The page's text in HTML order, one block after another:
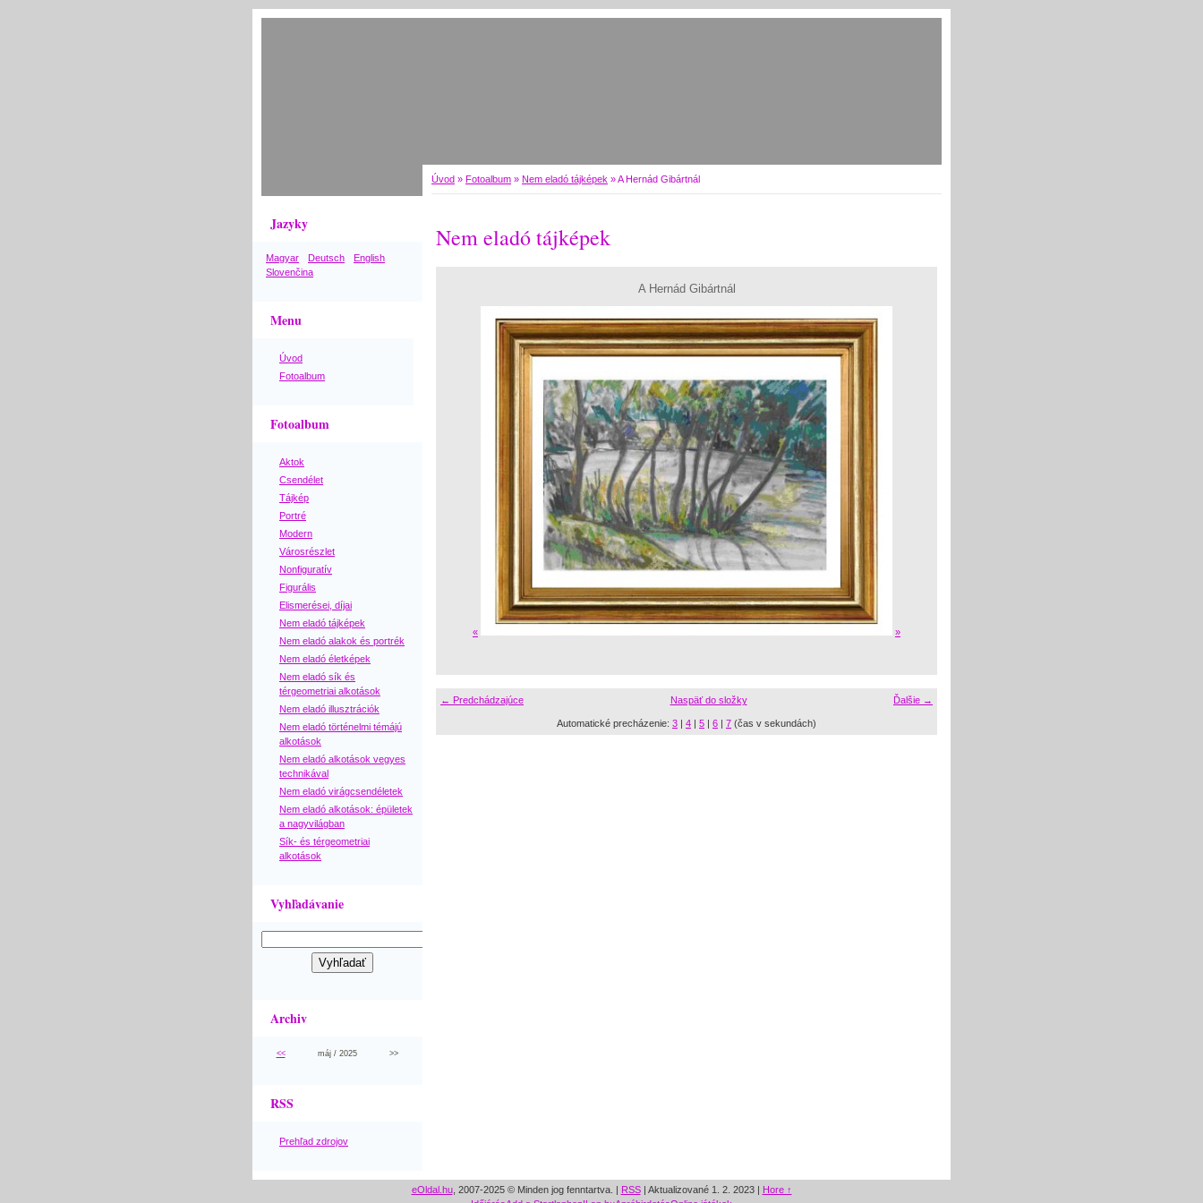
Jazyky
Magyar Deutsch
English
Slovenčina
Menu
Úvod
Fotoalbum
Fotoalbum
Aktok
Csendélet
Tájkép
Portré
Modern
Városrészlet
Nonfiguratív
Figurális
Elismerései, díjai
Nem eladó tájképek
Nem eladó alakok és portrék
Nem eladó életképek
Nem eladó sík és
térgeometriai alkotások
Nem eladó illusztrációk
Nem eladó történelmi témájú
alkotások
Nem eladó alkotások vegyes
technikával
Nem eladó virágcsendéletek
Nem eladó alkotások: épületek
a nagyvilágban
Sík- és térgeometriai
alkotások
Vyhľadávanie
Archiv
<< máj / 2025 >>
RSS
Prehľad zdrojov
Úvod » Fotoalbum » Nem eladó tájképek »A Hernád Gibártnál
Nem eladó tájképek
A Hernád Gibártnál
« »
← Predchádzajúce Ďalšie →
Naspäť do složky
Automatické precházenie: 3 | 4 | 5 | 6 | 7 (čas v sekundách)
eOldal.hu, 2007-2025 © Minden jog fenntartva. | RSS| Aktualizované 1. 2. 2023| Hore ↑